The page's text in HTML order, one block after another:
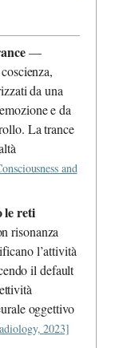
—
da una
e da
La trance
and
le reti
risonanza
l’attività
il default
oggettivo
2023]